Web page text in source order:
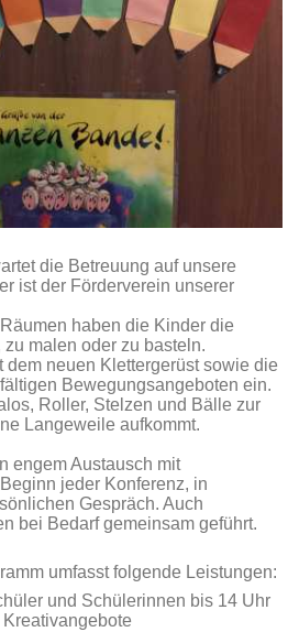
die Betreuung auf unsere
ist der Förderverein unserer
haben die Kinder die
malen oder zu basteln.
dem neuen Klettergerüst sowie die
Bewegungsangeboten ein.
Roller, Stelzen und Bälle zur
Langeweile aufkommt.
engem Austausch mit
jeder Konferenz, in
Gespräch. Auch
bei Bedarf gemeinsam geführt.
umfasst folgende Leistungen:
und Schülerinnen bis 14 Uhr